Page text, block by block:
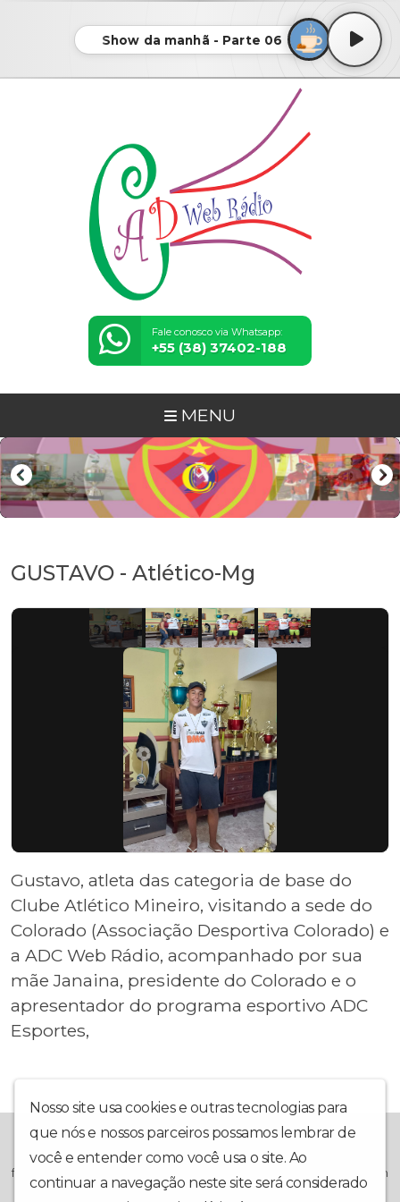
Show da manhã - Parte 06
Fale conosco via Whatsapp:
+55 (38) 37402-188
MENU
GUSTAVO - Atlético-Mg
Gustavo, atleta das categoria de base do
Clube Atlético Mineiro, visitando a sede do
Colorado (Associação Desportiva Colorado) e
a ADC Web Rádio, acompanhado por sua
mãe Janaina, presidente do Colorado e o
apresentador do programa esportivo ADC
Esportes,
Nosso site usa cookies e outras tecnologias para
que nós e nossos parceiros possamos lembrar de
você e entender como você usa o site. Ao
continuar a navegação neste site será considerado
A ADC Web Rádio, é mais uma grande ferramenta que se junta
ao Projeto da Associação Desportiva Colorado, na busca de
formar cidadãos através do esporte. Projeto Social, sem nenhum
vínculo lucrativo, voltado totalmente para os jovens e